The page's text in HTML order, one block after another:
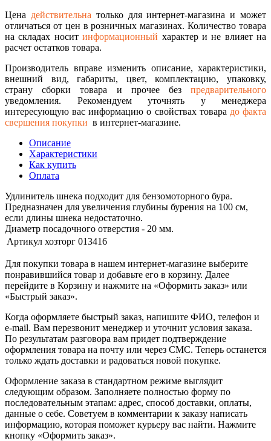
Цена действительна только для интернет-магазина и может
отличаться от цен в розничных магазинах. Количество товара
на складах носитинформационный характер и не влияет на
расчет остатков товара.
Производитель вправе изменить описание, характеристики,
внешний вид, габариты, цвет, комплектацию, упаковку,
страну сборки товара и прочее без предварительного
уведомления. Рекомендуем уточнять у менеджера
интересующую вас информацию о свойствах товара до факта
свершения покупки в интернет-магазине.
Описание
Характеристики
Как купить
Оплата
Удлинитель шнека подходит для бензомоторного бура.
Предназначен для увеличения глубины бурения на 100 см,
если длины шнека недостаточно.
Диаметр посадочного отверстия - 20 мм.
Артикул хозторг 013416
Для покупки товара в нашем интернет-магазине выберите
понравившийся товар и добавьте его в корзину. Далее
перейдите в Корзину и нажмите на «Оформить заказ» или
«Быстрый заказ».
Когда оформляете быстрый заказ, напишите ФИО, телефон и
e-mail. Вам перезвонит менеджер и уточнит условия заказа.
По результатам разговора вам придет подтверждение
оформления товара на почту или через СМС. Теперь останется
только ждать доставки и радоваться новой покупке.
Оформление заказа в стандартном режиме выглядит
следующим образом. Заполняете полностью форму по
последовательным этапам: адрес, способ доставки, оплаты,
данные о себе. Советуем в комментарии к заказу написать
информацию, которая поможет курьеру вас найти. Нажмите
кнопку «Оформить заказ».